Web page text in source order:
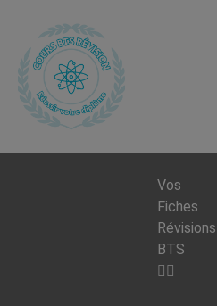
Vos
Fiches
Révisions
BTS